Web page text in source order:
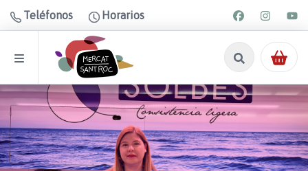
Teléfonos Horarios